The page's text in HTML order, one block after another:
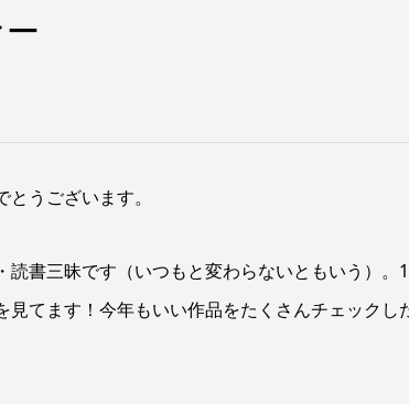
うございます。
読書三昧です（いつもと変わらないともいう）。
見てます！今年もいい作品をたくさんチェックし